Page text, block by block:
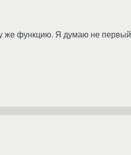
же функцию. Я думаю не первый